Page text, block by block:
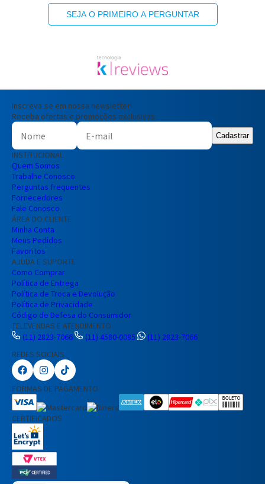
SEJA O PRIMEIRO A PERGUNTAR
Inscreva-se em nossa newsletter!
Receba ofertas e promoções exclusivas
Cadastrar
INSTITUCIONAL
Quem Somos
Trabalhe Conosco
Perguntas frequentes
Fornecedores
Fale Conosco
ÁREA DO CLIENTE
Minha Conta
Meus Pedidos
Favoritos
AJUDA E SUPORTE
Como Comprar
Política de Entrega
Política de Troca e Devolução
Política de Privacidade
Código de Defesa do Consumidor
TELEVENDAS E ATENDIMENTO
(11) 2823-7066
(11) 4580-0085
(11) 2823-7066
REDES SOCIAIS
FORMAS DE PAGAMENTO
CERTIFICADOS